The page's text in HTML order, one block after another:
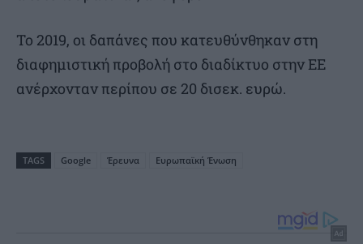
Το 2019, οι δαπάνες που κατευθύνθηκαν στη
διαφημιστική προβολή στο διαδίκτυο στην ΕΕ
ανέρχονταν περίπου σε 20 δισεκ. ευρώ.
TAGS Google Έρευνα Ευρωπαϊκή Ένωση